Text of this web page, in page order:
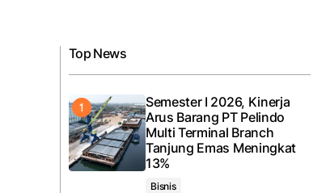
2026
Top News
Semester I 2026, Kinerja
Arus Barang PT Pelindo
Multi Terminal Branch
Tanjung Emas Meningkat
13%
Bisnis